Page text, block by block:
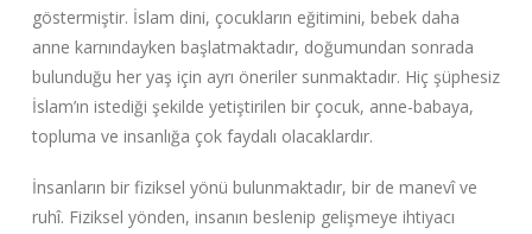
göstermiştir. İslam dini, çocukların eğitimini, bebek daha
anne karnındayken başlatmaktadır, doğumundan sonrada
bulunduğu her yaş için ayrı öneriler sunmaktadır. Hiç şüphesiz
İslam’ın istediği şekilde yetiştirilen bir çocuk, anne-babaya,
topluma ve insanlığa çok faydalı olacaklardır.
İnsanların bir fiziksel yönü bulunmaktadır, bir de manevî ve
ruhî. Fiziksel yönden, insanın beslenip gelişmeye ihtiyacı